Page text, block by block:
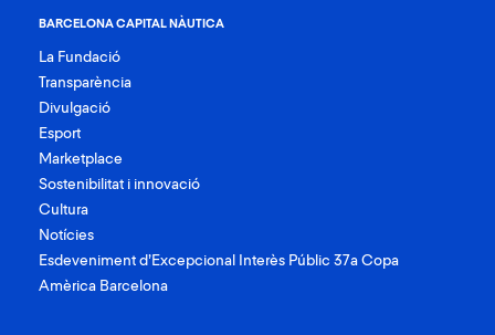
BARCELONA CAPITAL NÀUTICA
La Fundació
Transparència
Divulgació
Esport
Marketplace
Sostenibilitat i innovació
Cultura
Notícies
Esdeveniment d’Excepcional Interès Públic 37a Copa
Amèrica Barcelona